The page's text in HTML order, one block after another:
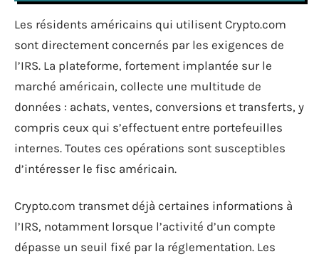
Les résidents américains qui utilisent Crypto.com
sont directement concernés par les exigences de
l’IRS. La plateforme, fortement implantée sur le
marché américain, collecte une multitude de
données : achats, ventes, conversions et transferts, y
compris ceux qui s’effectuent entre portefeuilles
internes. Toutes ces opérations sont susceptibles
d’intéresser le fisc américain.
Crypto.com transmet déjà certaines informations à
l’IRS, notamment lorsque l’activité d’un compte
dépasse un seuil fixé par la réglementation. Les